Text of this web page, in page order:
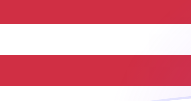
Rate information of BTC/USD
1 BTC 65 021,6 USD